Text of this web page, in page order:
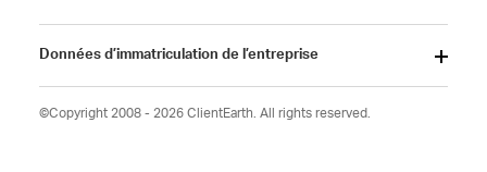
Données d’immatriculation de l’entreprise
©Copyright 2008 - 2026 ClientEarth. All rights reserved.